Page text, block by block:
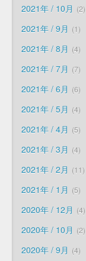
2021年 / 10月 2
2021年 / 9月 1
2021年 / 8月 4
2021年 / 7月 7
2021年 / 6月 6
2021年 / 5月 4
2021年 / 4月 5
2021年 / 3月 4
2021年 / 2月 11
2021年 / 1月 5
2020年 / 12月 4
2020年 / 10月 2
2020年 / 9月 4